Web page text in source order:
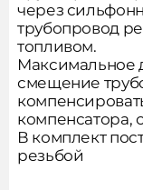
через
трубопровод
топливом.
Максимальное
смещение
компенсатора,
В комплект
резьбой